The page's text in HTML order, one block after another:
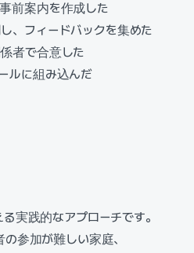
前案内を作成した
、フィードバックを集めた
者で合意した
ルに組み込んだ
実践的なアプローチです。
参加が難しい家庭、